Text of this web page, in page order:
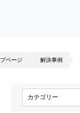
ページ 解決事例